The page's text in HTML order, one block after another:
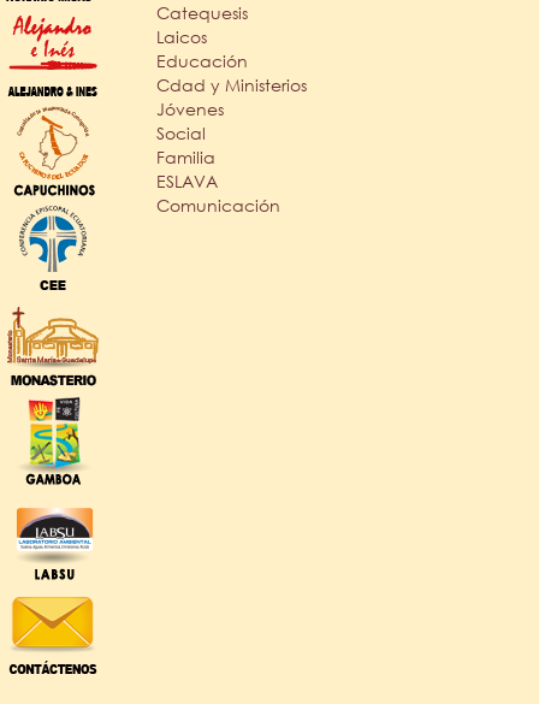
Catequesis
Laicos
Educación
Cdad y Ministerios
Jóvenes
Social
Familia
ESLAVA
Comunicación